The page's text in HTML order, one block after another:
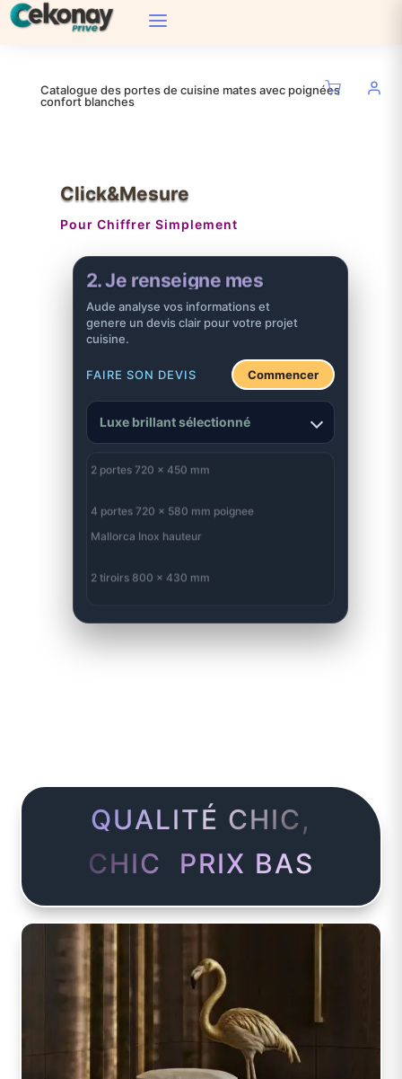
Catalogue des portes de cuisine mates avec poignées
confort blanches
Click&Mesure
Pour Chiffrer Simplement
3. J'obtiens mon devis
Aude analyse vos informations et
genere un devis clair pour votre projet
cuisine.
FAIRE SON DEVIS Commencer
Luxe brillant sélectionné
DEVIS PRET
2 portes 720 x 450 mm
Mallorca Inox hauteur
2 tiroirs 800 x 430 mm Prix
QUALITÉ CHIC,
CHIC PRIX BAS